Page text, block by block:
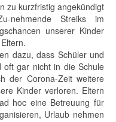
zu kurzfristig angekündigt
nehmende Streiks im
unserer Kinder
dazu, dass Schüler und
oft gar nicht in die Schule
der Corona-Zeit weitere
Kinder verloren. Eltern
hoc eine Betreuung für
Urlaub nehmen